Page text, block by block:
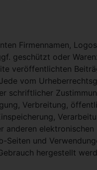
Firmennamen,
geschützt oder
veröffentlichten
vom
schriftlicher
Verbreitung,
anderen
Seiten und
hergestellt